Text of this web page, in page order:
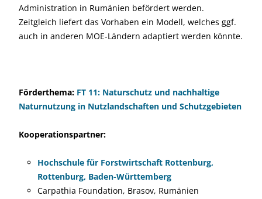
Administration in Rumänien befördert werden.
Zeitgleich liefert das Vorhaben ein Modell, welches ggf.
auch in anderen MOE-Ländern adaptiert werden könnte.
Förderthema: FT 11: Naturschutz und nachhaltige
Naturnutzung in Nutzlandschaften und Schutzgebieten
Kooperationspartner:
Hochschule für Forstwirtschaft Rottenburg,
Rottenburg, Baden-Württemberg
Carpathia Foundation, Brasov, Rumänien